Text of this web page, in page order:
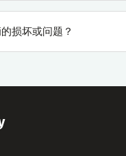
损坏或问题？